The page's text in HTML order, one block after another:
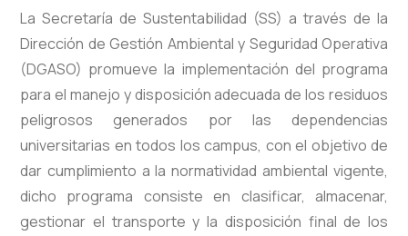
La Secretaría de Sustentabilidad (SS) a través de la
Dirección de Gestión Ambiental y Seguridad Operativa
(DGASO) promueve la implementación del programa
para el manejo y disposición adecuada de los residuos
peligrosos generados por las dependencias
universitarias en todos los campus, con el objetivo de
dar cumplimiento a la normatividad ambiental vigente,
dicho programa consiste en clasificar, almacenar,
gestionar el transporte y la disposición final de los